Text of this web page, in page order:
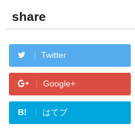
share
Twitter
Google+
B! はてブ